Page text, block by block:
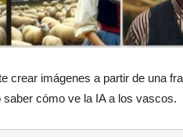
crear imágenes a partir de una
cómo ve la IA a los vascos.